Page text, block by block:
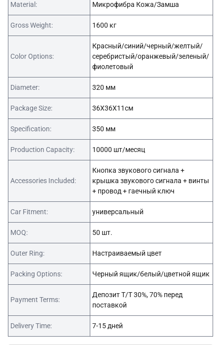
Material: Микрофибра Кожа/Замша
Gross Weight: 1600 кг
Color Options:
Красный/синий/черный/желтый/
серебристый/оранжевый/зеленый/
фиолетовый
Diameter: 320 мм
Package Size: 36X36X11см
Specification: 350 мм
Production Capacity: 10000 шт/месяц
Accessories Included:
Кнопка звукового сигнала +
крышка звукового сигнала + винты
+ провод + гаечный ключ
Car Fitment: универсальный
MOQ: 50 шт.
Outer Ring: Настраиваемый цвет
Packing Options: Черный ящик/белый/цветной ящик
Payment Terms:
Депозит T/T 30%, 70% перед
поставкой
Delivery Time: 7-15 дней